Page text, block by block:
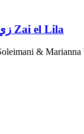
زي‌ اللیلة Zai el Lila
& Marianna